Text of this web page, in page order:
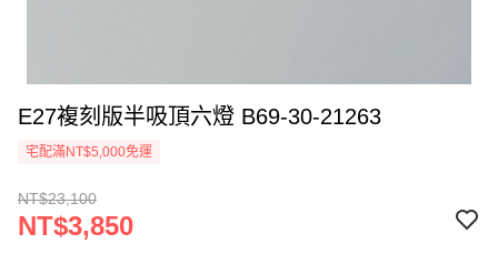
E27複刻版半吸頂六燈 B69-30-21263
宅配滿NT$5,000免運
NT$23,100
NT$3,850